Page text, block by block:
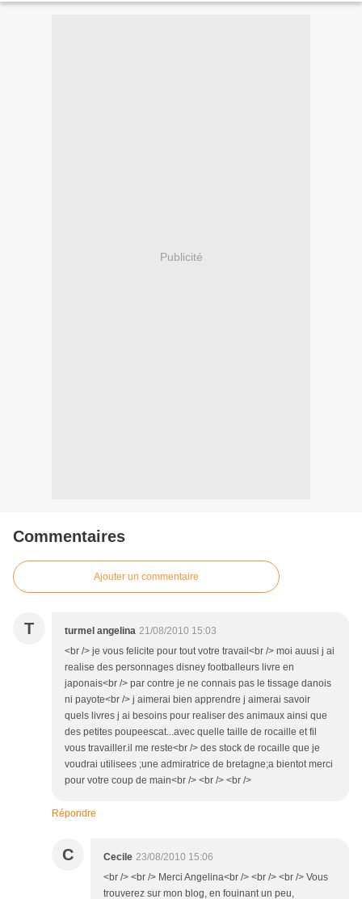
Publicité
Commentaires
Ajouter un commentaire
T turmel angelina 21/08/2010 15:03
<br /> je vous felicite pour tout votre travail<br /> moi auusi j ai
realise des personnages disney footballeurs livre en
japonais<br /> par contre je ne connais pas le tissage danois
ni payote<br /> j aimerai bien apprendre j aimerai savoir
quels livres j ai besoins pour realiser des animaux ainsi que
des petites poupeescat...avec quelle taille de rocaille et fil
vous travailler.il me reste<br /> des stock de rocaille que je
voudrai utilisees ;une admiratrice de bretagne;a bientot merci
pour votre coup de main<br /> <br /> <br />
Répondre
C Cecile 23/08/2010 15:06
<br /> <br /> Merci Angelina<br /> <br /> <br /> Vous
trouverez sur mon blog, en fouinant un peu,